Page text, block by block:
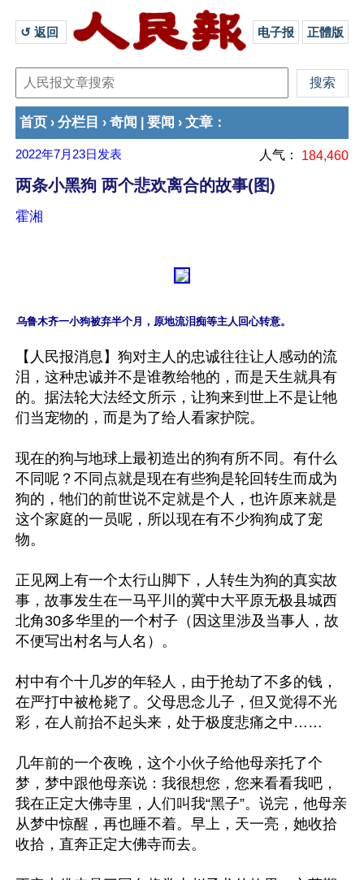
↺ 返回 电子报 正體版
首页 › 分栏目 › 奇闻 要闻 › 文章 ：
2022年7月23日 发表 人气： 184,460
两条小黑狗 两个悲欢离合的故事(图)
霍湘
【人民报消息】狗对主人的忠诚往往让人感动的流
泪，这种忠诚并不是谁教给牠的，而是天生就具有
的。据法轮大法经文所示，让狗来到世上不是让牠
们当宠物的，而是为了给人看家护院。
现在的狗与地球上最初造出的狗有所不同。有什么
不同呢？不同点就是现在有些狗是轮回转生而成为
狗的，牠们的前世说不定就是个人，也许原来就是
这个家庭的一员呢，所以现在有不少狗狗成了宠
物。
正见网上有一个太行山脚下，人转生为狗的真实故
事，故事发生在一马平川的冀中大平原无极县城西
北角30多华里的一个村子（因这里涉及当事人，故
不便写出村名与人名）。
村中有个十几岁的年轻人，由于抢劫了不多的钱，
在严打中被枪毙了。父母思念儿子，但又觉得不光
彩，在人前抬不起头来，处于极度悲痛之中……
几年前的一个夜晚，这个小伙子给他母亲托了个
梦，梦中跟他母亲说：我很想您，您来看看我吧，
我在正定大佛寺里，人们叫我“黑子”。说完，他母亲
从梦中惊醒，再也睡不着。早上，天一亮，她收拾
收拾，直奔正定大佛寺而去。